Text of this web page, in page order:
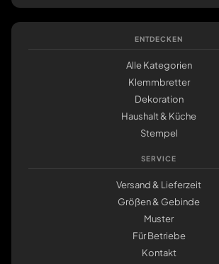
ENTDECKEN
Alle Kategorien
Klemmbretter
Dekoration
Haushalt & Küche
Stempel
SERVICE
Versand & Lieferzeit
Größen & Gebinde
Muster
Für Betriebe
Kontakt